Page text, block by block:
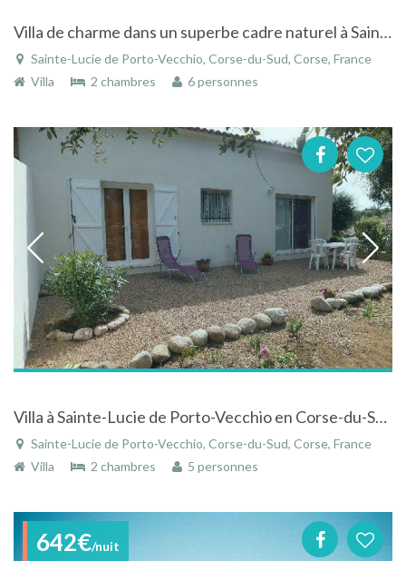
Villa de charme dans un superbe cadre naturel à Sainte-Lucie-de-Porto-Vecchio en Corse
Sainte-Lucie de Porto-Vecchio, Corse-du-Sud, Corse, France
Villa
2 chambres 6 personnes
Villa à Sainte-Lucie de Porto-Vecchio en Corse-du-Sud à la campagne proche de la mer
Sainte-Lucie de Porto-Vecchio, Corse-du-Sud, Corse, France
Villa
2 chambres 5 personnes
642€/nuit